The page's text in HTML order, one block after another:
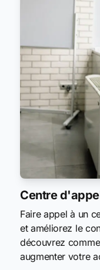
Centre
Faire appel à un
et améliorez le
découvrez
augmenter votre